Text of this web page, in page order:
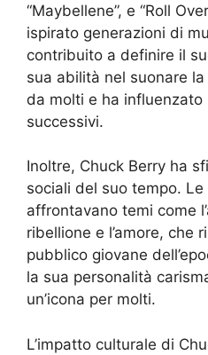
“Maybellene”, e “Roll
ispirato generazioni di
contribuito a definire il
sua abilità nel suonare
da molti e ha
successivi.
Inoltre, Chuck Berry ha
sociali del suo tempo. Le
affrontavano temi come
ribellione e l’amore, che
pubblico giovane
la sua personalità
un’icona per molti.
L’impatto culturale di